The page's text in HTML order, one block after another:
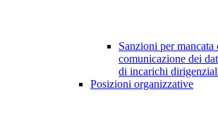
Sanzioni per mancata
comunicazione dei
di incarichi
Posizioni organizzative